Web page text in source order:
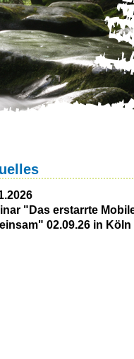
"Das erstarrte
02.09.26 in Köln